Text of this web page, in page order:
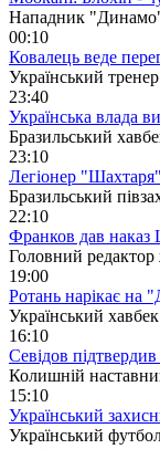
Нападник "Динамо"
00:10
Ковалець веде
Український
23:40
Українська влада
Бразильський
23:10
Легіонер
Бразильський
22:10
Франков дав наказ
Головний
19:00
Ротань нарікає на
Український
16:10
Севідов
Колишній
15:10
Український
Український